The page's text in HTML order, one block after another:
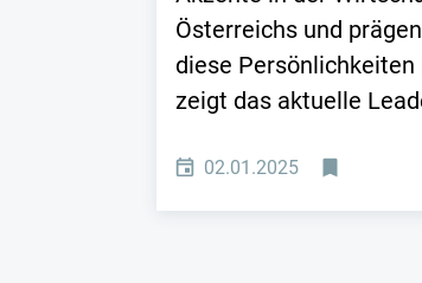
Österreichs und
diese
zeigt das aktuelle
02.01.2025